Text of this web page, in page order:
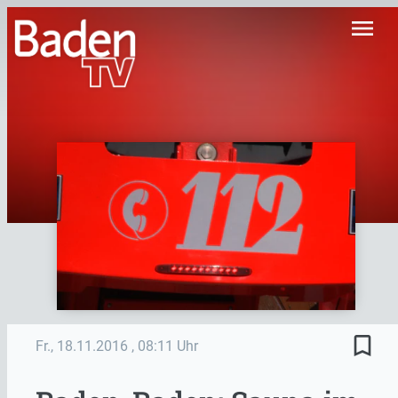
menu
Fr., 18.11.2016 , 08:11 Uhr bookmark_border